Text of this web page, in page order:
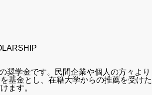
奨学金です。民間企業や個人の方々より
基金とし、在籍大学からの推薦を受けた
ます。